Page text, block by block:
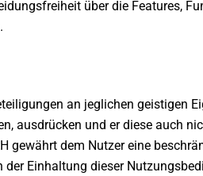
über die Features,
an jeglichen geistigen
ausdrücken und er diese auch
gewährt dem Nutzer eine
Einhaltung dieser